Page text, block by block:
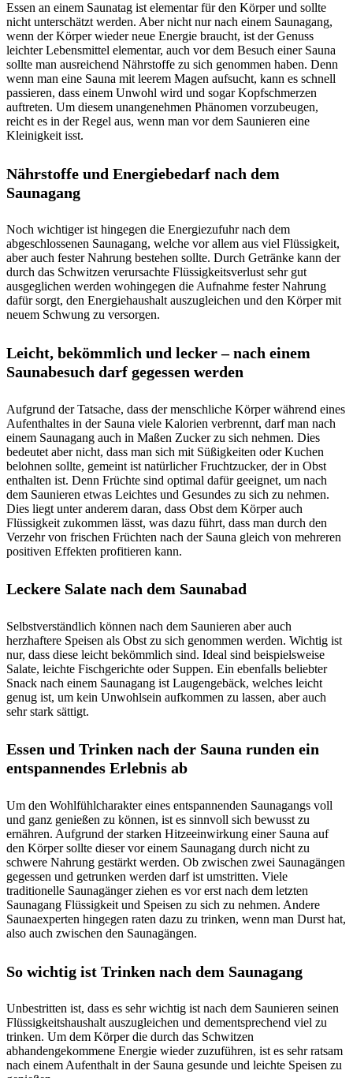
Essen an einem Saunatag ist elementar für den Körper und sollte
nicht unterschätzt werden. Aber nicht nur nach einem Saunagang,
wenn der Körper wieder neue Energie braucht, ist der Genuss
leichter Lebensmittel elementar, auch vor dem Besuch einer Sauna
sollte man ausreichend Nährstoffe zu sich genommen haben. Denn
wenn man eine Sauna mit leerem Magen aufsucht, kann es schnell
passieren, dass einem Unwohl wird und sogar Kopfschmerzen
auftreten. Um diesem unangenehmen Phänomen vorzubeugen,
reicht es in der Regel aus, wenn man vor dem Saunieren eine
Kleinigkeit isst.
Nährstoffe und Energiebedarf nach dem
Saunagang
Noch wichtiger ist hingegen die Energiezufuhr nach dem
abgeschlossenen Saunagang, welche vor allem aus viel Flüssigkeit,
aber auch fester Nahrung bestehen sollte. Durch Getränke kann der
durch das Schwitzen verursachte Flüssigkeitsverlust sehr gut
ausgeglichen werden wohingegen die Aufnahme fester Nahrung
dafür sorgt, den Energiehaushalt auszugleichen und den Körper mit
neuem Schwung zu versorgen.
Leicht, bekömmlich und lecker – nach einem
Saunabesuch darf gegessen werden
Aufgrund der Tatsache, dass der menschliche Körper während eines
Aufenthaltes in der Sauna viele Kalorien verbrennt, darf man nach
einem Saunagang auch in Maßen Zucker zu sich nehmen. Dies
bedeutet aber nicht, dass man sich mit Süßigkeiten oder Kuchen
belohnen sollte, gemeint ist natürlicher Fruchtzucker, der in Obst
enthalten ist. Denn Früchte sind optimal dafür geeignet, um nach
dem Saunieren etwas Leichtes und Gesundes zu sich zu nehmen.
Dies liegt unter anderem daran, dass Obst dem Körper auch
Flüssigkeit zukommen lässt, was dazu führt, dass man durch den
Verzehr von frischen Früchten nach der Sauna gleich von mehreren
positiven Effekten profitieren kann.
Leckere Salate nach dem Saunabad
Selbstverständlich können nach dem Saunieren aber auch
herzhaftere Speisen als Obst zu sich genommen werden. Wichtig ist
nur, dass diese leicht bekömmlich sind. Ideal sind beispielsweise
Salate, leichte Fischgerichte oder Suppen. Ein ebenfalls beliebter
Snack nach einem Saunagang ist Laugengebäck, welches leicht
genug ist, um kein Unwohlsein aufkommen zu lassen, aber auch
sehr stark sättigt.
Essen und Trinken nach der Sauna runden ein
entspannendes Erlebnis ab
Um den Wohlfühlcharakter eines entspannenden Saunagangs voll
und ganz genießen zu können, ist es sinnvoll sich bewusst zu
ernähren. Aufgrund der starken Hitzeeinwirkung einer Sauna auf
den Körper sollte dieser vor einem Saunagang durch nicht zu
schwere Nahrung gestärkt werden. Ob zwischen zwei Saunagängen
gegessen und getrunken werden darf ist umstritten. Viele
traditionelle Saunagänger ziehen es vor erst nach dem letzten
Saunagang Flüssigkeit und Speisen zu sich zu nehmen. Andere
Saunaexperten hingegen raten dazu zu trinken, wenn man Durst hat,
also auch zwischen den Saunagängen.
So wichtig ist Trinken nach dem Saunagang
Unbestritten ist, dass es sehr wichtig ist nach dem Saunieren seinen
Flüssigkeitshaushalt auszugleichen und dementsprechend viel zu
trinken. Um dem Körper die durch das Schwitzen
abhandengekommene Energie wieder zuzuführen, ist es sehr ratsam
nach einem Aufenthalt in der Sauna gesunde und leichte Speisen zu